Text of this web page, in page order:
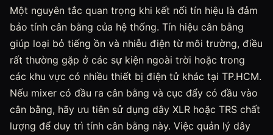
Một nguyên tắc quan trọng khi kết nối tín hiệu là đảm
bảo tính cân bằng của hệ thống. Tín hiệu cân bằng
giúp loại bỏ tiếng ồn và nhiễu điện từ môi trường, điều
rất thường gặp ở các sự kiện ngoài trời hoặc trong
các khu vực có nhiều thiết bị điện tử khác tại TP.HCM.
Nếu mixer có đầu ra cân bằng và cục đẩy có đầu vào
cân bằng, hãy ưu tiên sử dụng dây XLR hoặc TRS chất
lượng để duy trì tính cân bằng này. Việc quản lý dây